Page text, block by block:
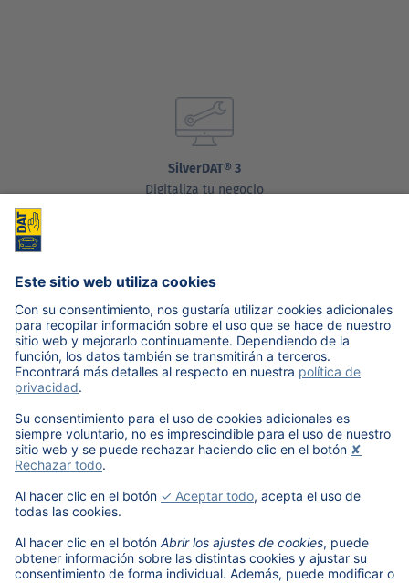
SilverDAT® 3
Digitaliza tu negocio
Aprender más